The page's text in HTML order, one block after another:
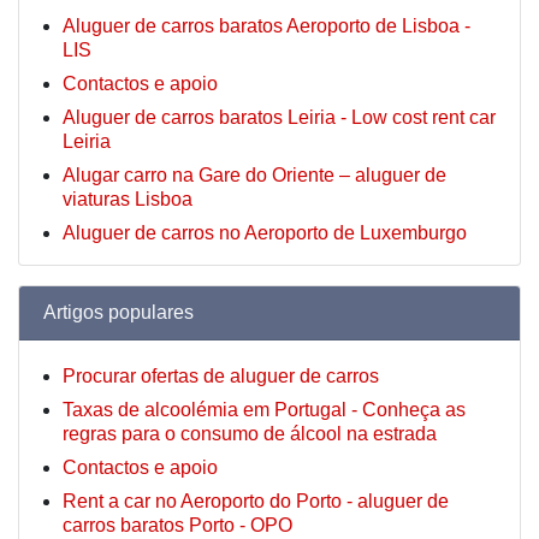
Aluguer de carros baratos Aeroporto de Lisboa -
LIS
Contactos e apoio
Aluguer de carros baratos Leiria - Low cost rent car
Leiria
Alugar carro na Gare do Oriente – aluguer de
viaturas Lisboa
Aluguer de carros no Aeroporto de Luxemburgo
Artigos populares
Procurar ofertas de aluguer de carros
Taxas de alcoolémia em Portugal - Conheça as
regras para o consumo de álcool na estrada
Contactos e apoio
Rent a car no Aeroporto do Porto - aluguer de
carros baratos Porto - OPO